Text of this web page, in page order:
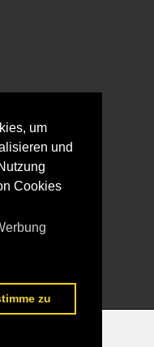
um
und
Cookies
zu